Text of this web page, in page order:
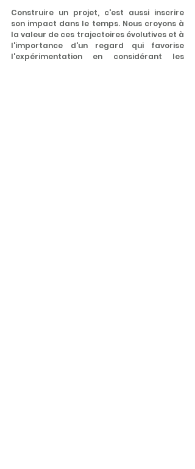
Construire un projet, c'est aussi inscrire
son impact dans le temps. Nous croyons à
la valeur de ces trajectoires évolutives et à
l'importance d'un regard qui favorise
l'expérimentation en considérant les